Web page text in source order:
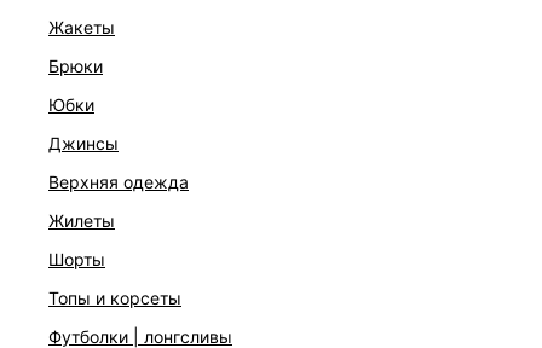
жакеты
брюки
юбки
джинсы
верхняя одежда
жилеты
шорты
топы и корсеты
футболки | лонгсливы
ПЛАТЬЕ ИЗО ЛЬНА И ВИСКОЗЫ
НАТУРАЛЬНЫЙ ЛЕН